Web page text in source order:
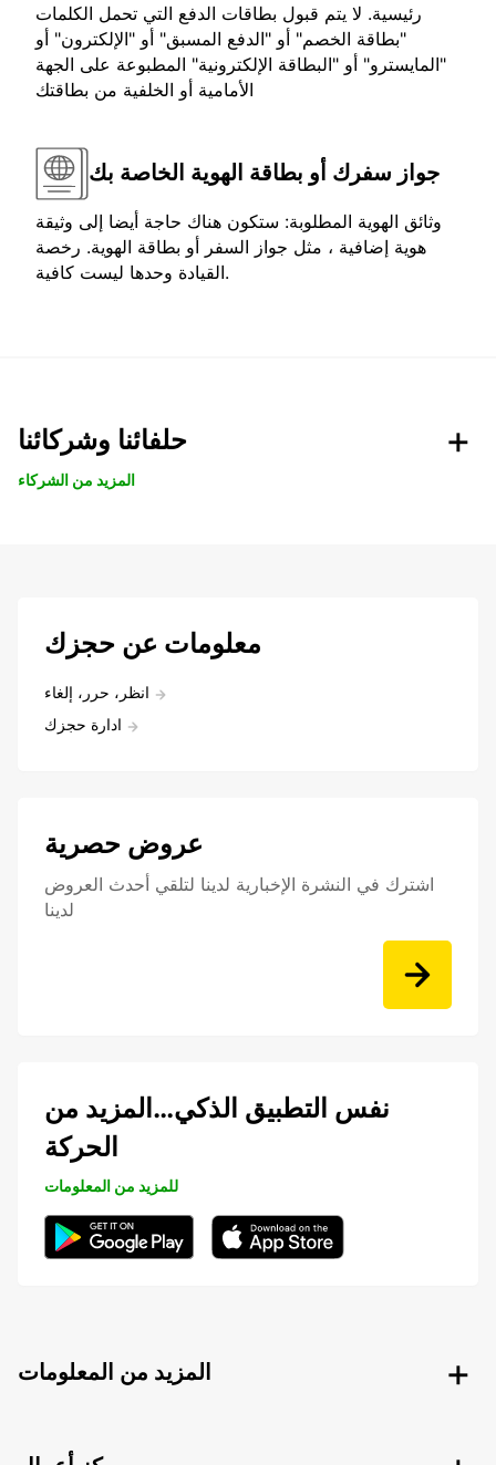
رئيسية. لا يتم قبول بطاقات الدفع التي تحمل الكلمات
"بطاقة الخصم" أو "الدفع المسبق" أو "الإلكترون" أو
"المايسترو" أو "البطاقة الإلكترونية" المطبوعة على الجهة
الأمامية أو الخلفية من بطاقتك
جواز سفرك أو بطاقة الهوية الخاصة بك
وثائق الهوية المطلوبة: ستكون هناك حاجة أيضا إلى وثيقة
هوية إضافية ، مثل جواز السفر أو بطاقة الهوية. رخصة
القيادة وحدها ليست كافية.
حلفائنا وشركائنا
المزيد من الشركاء
معلومات عن حجزك
انظر، حرر، إلغاء
ادارة حجزك
عروض حصرية
اشترك في النشرة الإخبارية لدينا لتلقي أحدث العروض
لدينا
نفس التطبيق الذكي…المزيد من
الحركة
للمزيد من المعلومات
المزيد من المعلومات